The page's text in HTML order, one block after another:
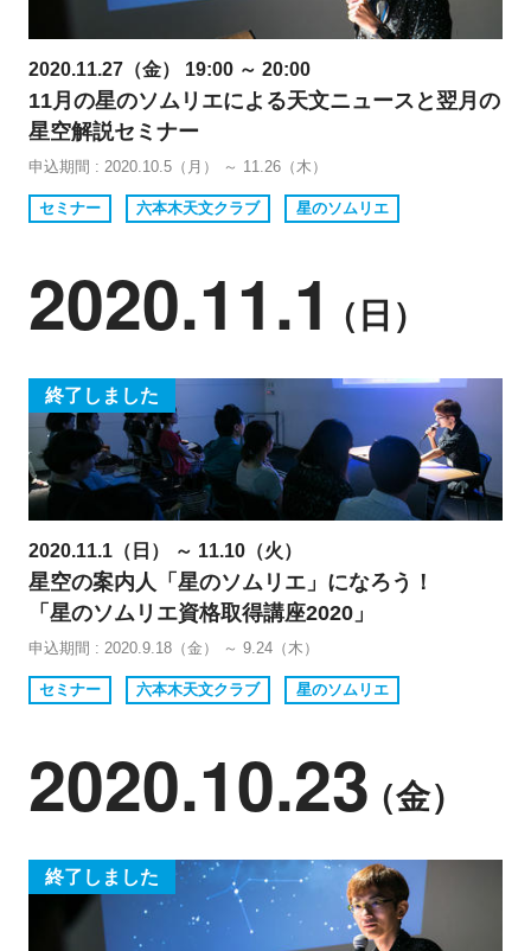
2020.11.27（金） 19:00 ～ 20:00
11月の星のソムリエによる天文ニュースと翌月の
星空解説セミナー
申込期間 : 2020.10.5（月） ～ 11.26（木）
セミナー 六本木天文クラブ 星のソムリエ
2020.11.1 （日）
終了しました
2020.11.1（日） ～ 11.10（火）
星空の案内人「星のソムリエ」になろう！
「星のソムリエ資格取得講座2020」
申込期間 : 2020.9.18（金） ～ 9.24（木）
セミナー 六本木天文クラブ 星のソムリエ
2020.10.23（金）
終了しました